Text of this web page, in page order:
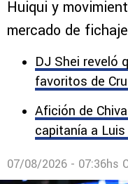
Huiqui y
mercado de
DJ Shei reveló
favoritos de
Afición de
capitanía a
07/08/2026 - 07:36hs